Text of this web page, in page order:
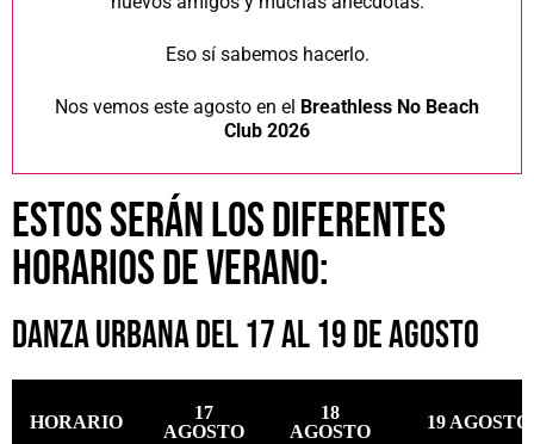
Eso sí sabemos hacerlo.
Nos vemos este agosto en el Breathless No Beach
Club 2026
ESTOS SERÁN LOS DIFERENTES
HORARIOS DE VERANO:
Danza Urbana del 17 al 19 de agosto
HORARIO
17
AGOSTO
18
AGOSTO
19 AGOSTO